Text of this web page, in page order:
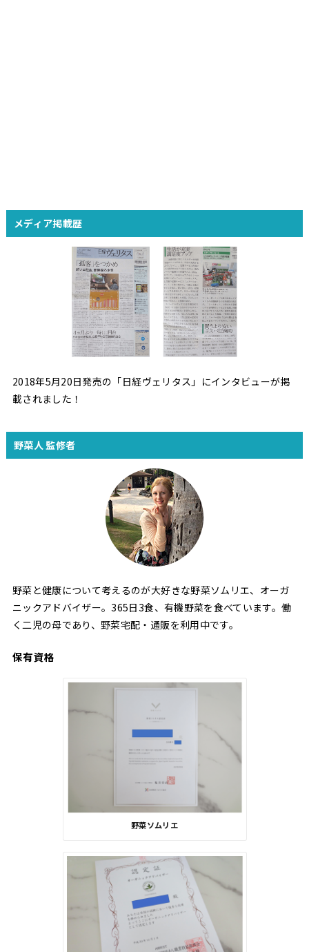
メディア掲載歴
2018年5月20日発売の「日経ヴェリタス」にインタビューが掲
載されました！
野菜人 監修者
野菜と健康について考えるのが大好きな野菜ソムリエ、オーガ
ニックアドバイザー。365日3食、有機野菜を食べています。働
く二児の母であり、野菜宅配・通販を利用中です。
保有資格
野菜ソムリエ